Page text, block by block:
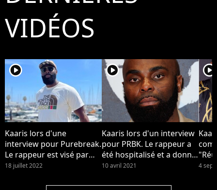
VIDÉOS
player2
Kaaris lors d'une
interview pour Purebreak.
Le rappeur est visé par
une plainte pour violences
18 juillet 2022
player2
Kaaris lors d'un interview
pour PRBK. Le rappeur a
été hospitalisé et a donné
de ses nouvelles sur les
10 avril 2021
player2
4